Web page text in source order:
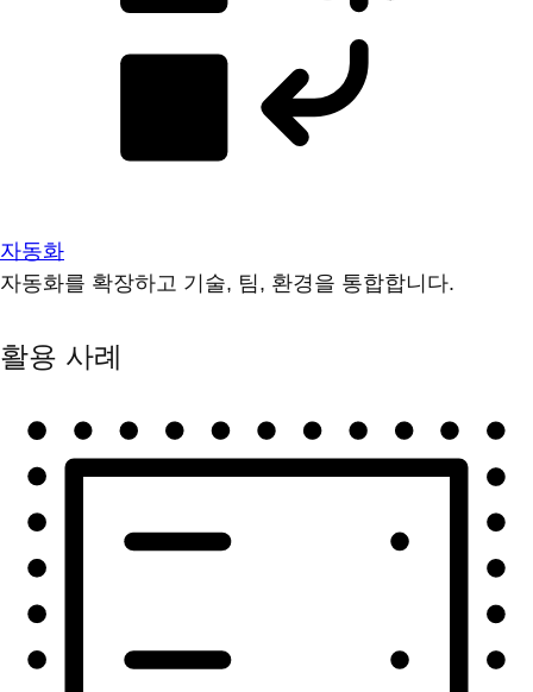
자동화
자동화를 확장하고 기술, 팀, 환경을 통합합니다.
활용 사례